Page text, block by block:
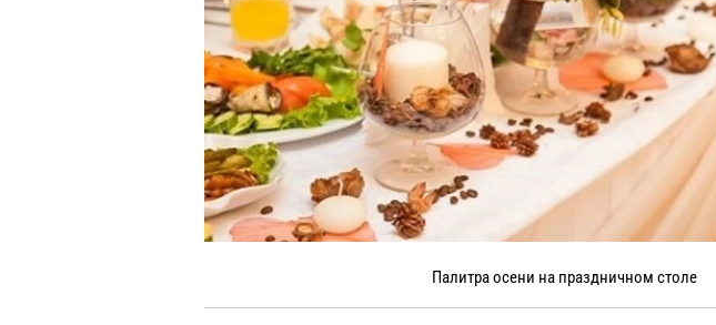
Палитра осени на праздничном столе